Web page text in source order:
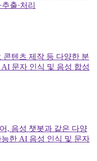
출·처리
콘텐츠 제작 등 다양한 분
문자 인식 및 음성 합성
, 음성 챗봇과 같은 다양
한 AI 음성 인식 및 문자